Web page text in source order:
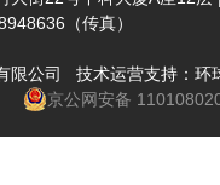
（传真）
限公司 技术运营支持：
京公网安备